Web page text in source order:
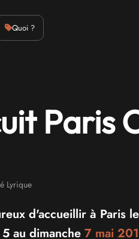
Quoi ?Emulation
Paris
Lyrique
d'accueillir à Paris
au dimanche 7 mai